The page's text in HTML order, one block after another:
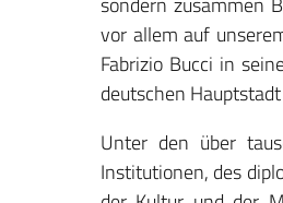
vor allem auf
Fabrizio Bucci in
deutschen
Unter den über
Institutionen, des